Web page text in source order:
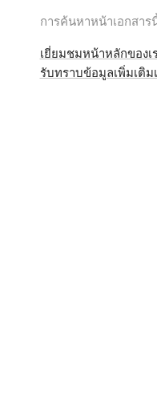
การค้นหาหน้าเอกสา
เยี่ยมชมหน้าหลักของเ
รับทราบข้อมูลเพิ่มเติม